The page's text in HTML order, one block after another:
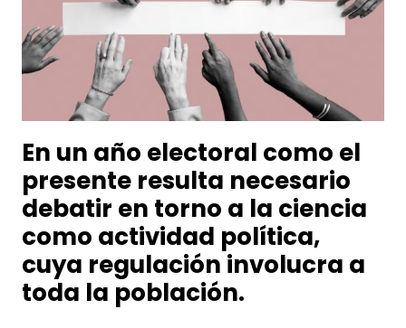
En un año electoral como el
presente resulta necesario
debatir en torno a la ciencia
como actividad política,
cuya regulación involucra a
toda la población.